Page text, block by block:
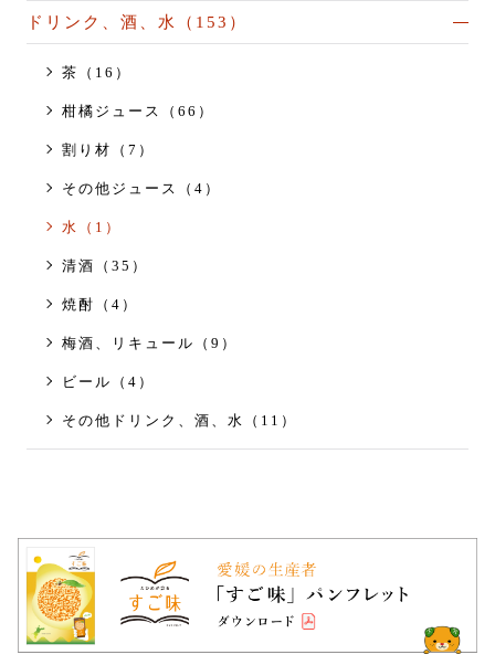
ドリンク、酒、水（153）
茶（16）
柑橘ジュース（66）
割り材（7）
その他ジュース（4）
水（1）
清酒（35）
焼酎（4）
梅酒、リキュール（9）
ビール（4）
その他ドリンク、酒、水（11）